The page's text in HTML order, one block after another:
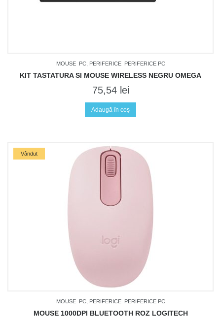
MOUSE PC, PERIFERICE PERIFERICE PC
KIT TASTATURA SI MOUSE WIRELESS NEGRU OMEGA
75,54 lei
Adaugă în coș
Vândut
MOUSE PC, PERIFERICE PERIFERICE PC
MOUSE 1000DPI BLUETOOTH ROZ LOGITECH